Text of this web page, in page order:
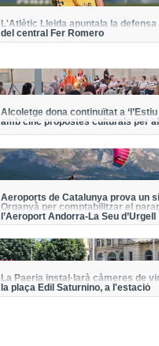
L'Atlètic Lleida apuntala la
del central Fer Romero
Alcoletge dona continuïtat a ‘l’Estiu
amb cinc propostes culturals per
Un dels grans protagonistes de la
Aeroports de Catalunya prova un
Organyà per comptabilitzar el
l’Aeroport Andorra-La Seu d’Urgell
mòbil per donar pas als avions amb vols
La Paeria instal·larà càmeres de
la plaça Edil Saturnino, a l'estació